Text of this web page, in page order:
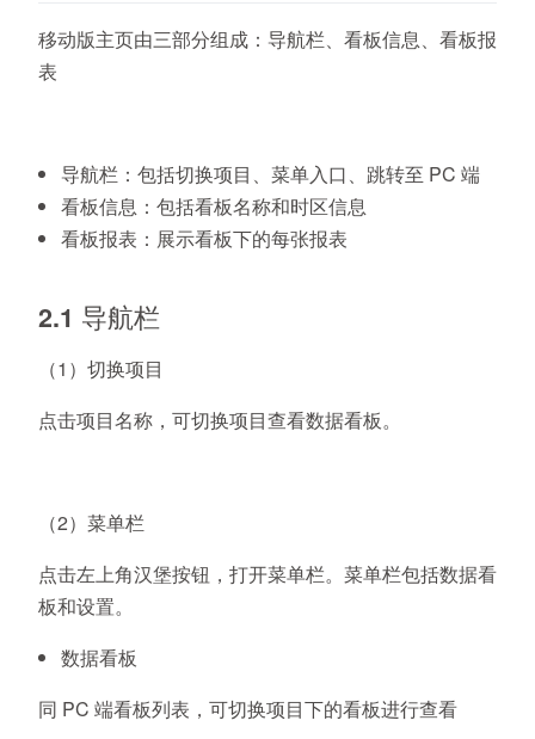
移动版主页由三部分组成：导航栏、看板信息、看板报
表
导航栏：包括切换项目、菜单入口、跳转至 PC 端
看板信息：包括看板名称和时区信息
看板报表：展示看板下的每张报表
2.1 导航栏
（1）切换项目
点击项目名称，可切换项目查看数据看板。
（2）菜单栏
点击左上角汉堡按钮，打开菜单栏。菜单栏包括数据看
板和设置。
数据看板
同 PC 端看板列表，可切换项目下的看板进行查看